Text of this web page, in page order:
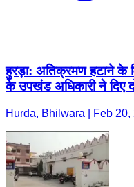
हुरड़ा: अतिक्रमण हटाने के
के उपखंड अधिकारी ने दिए
Hurda, Bhilwara | Feb 20,